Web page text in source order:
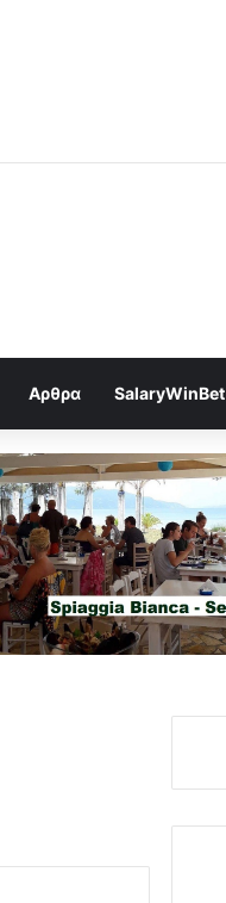
Αρθρα SalaryWinBet